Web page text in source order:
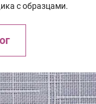
с образцами.